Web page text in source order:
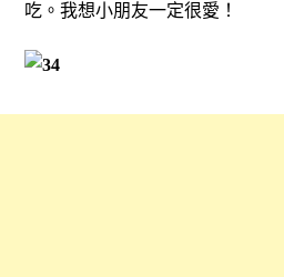
吃。我想小朋友一定很愛！